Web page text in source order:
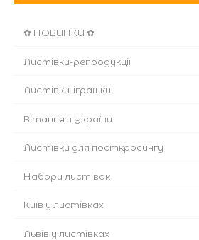
✿ НОВИНКИ ✿
Листівки-репродукції
Листівки-іграшки
Вітання з України
Листівки для посткросингу
Набори листівок
Київ у листівках
Львів у листівках